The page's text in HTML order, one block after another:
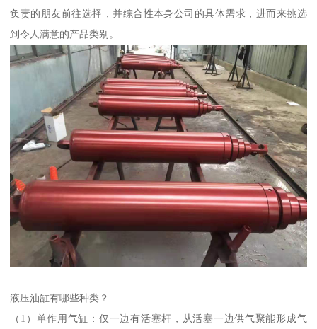
负责的朋友前往选择，并综合性本身公司的具体需求，进而来挑选
到令人满意的产品类别。
液压油缸有哪些种类？
（1）单作用气缸：仅一边有活塞杆，从活塞一边供气聚能形成气